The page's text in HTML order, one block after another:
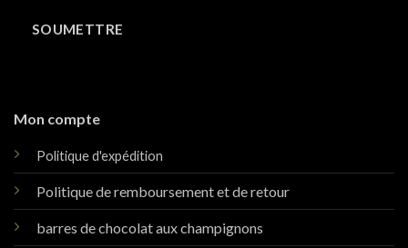
Mon compte
Politique d'expédition
Politique de remboursement et de retour
barres de chocolat aux champignons